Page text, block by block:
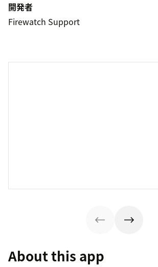
開発者
Firewatch Support
About this app